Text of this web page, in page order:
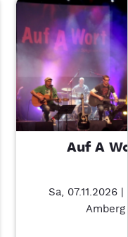
Auf A
Sa, 07.11.2026
Amberg